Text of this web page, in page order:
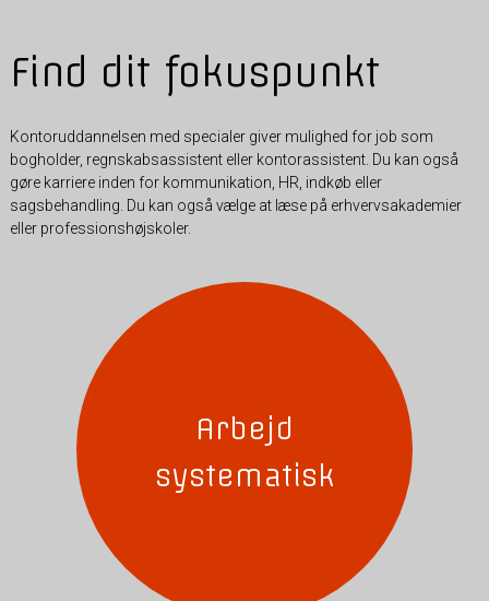
Find dit fokuspunkt
Kontoruddannelsen med specialer giver mulighed for job som
bogholder, regnskabsassistent eller kontorassistent. Du kan også
gøre karriere inden for kommunikation, HR, indkøb eller
sagsbehandling. Du kan også vælge at læse på erhvervsakademier
eller professionshøjskoler.
Arbejd
systematisk